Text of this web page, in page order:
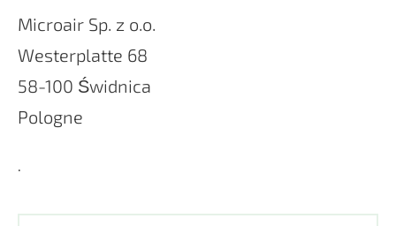
Microair Sp. z o.o.
Westerplatte 68
58-100 Świdnica
Pologne
.